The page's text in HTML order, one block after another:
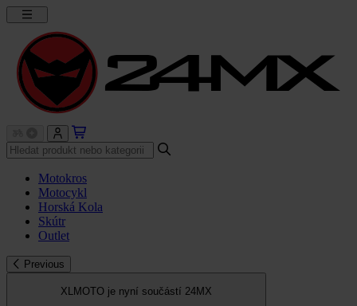
Motokros
Motocykl
Horská Kola
Skútr
Outlet
Previous
XLMOTO je nyní součástí 24MX